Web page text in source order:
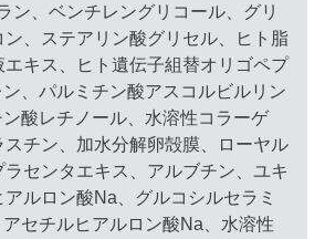
ン、ベンチレングリコール、グリ
、ステアリン酸グリセル、ヒト脂
エキス、ヒト遺伝子組替オリゴペプ
、パルミチン酸アスコルビルリン
酸レチノール、水溶性コラーゲ
スチン、加水分解卵殻膜、ローヤル
センタエキス、アルブチン、ユキ
アルロン酸Na、グルコシルセラミ
アセチルヒアルロン酸Na、水溶性